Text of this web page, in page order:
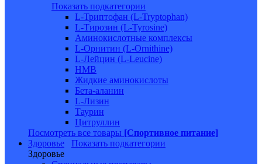
Показать подкатегории
L-Триптофан (L-Tryptophan)
L-Тирозин (L-Tyrosine)
Аминокислотные комплексы
L-Орнитин (L-Ornithine)
L-Лейцин (L-Leucine)
HMB
Жидкие аминокислоты
Бета-аланин
L-Лизин
Таурин
Цитруллин
Посмотреть все товары [Спортивное питание]
Здоровье
Показать подкатегории
Здоровье